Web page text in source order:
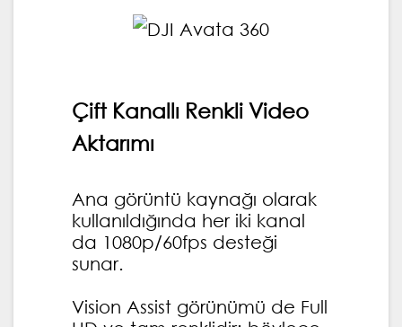
Çift Kanallı Renkli Video
Aktarımı
Ana görüntü kaynağı olarak
kullanıldığında her iki kanal
da 1080p/60fps desteği
sunar.
Vision Assist görünümü de Full